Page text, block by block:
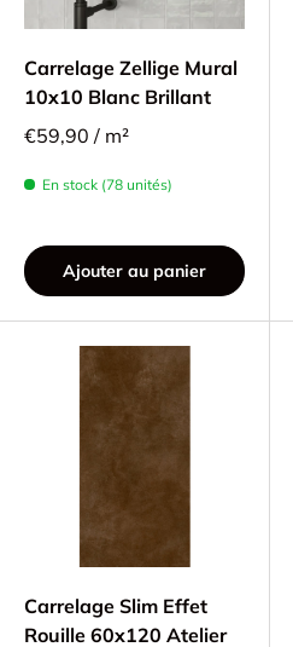
Carrelage Zellige Mural
10x10 Blanc Brillant
€59,90 / m²
En stock (78 unités)
Ajouter au panier
Carrelage Slim Effet
Rouille 60x120 Atelier